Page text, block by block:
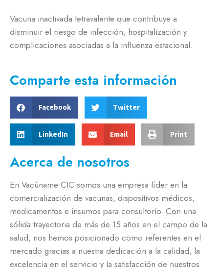
Vacuna inactivada tetravalente que contribuye a
disminuir el riesgo de infección, hospitalización y
complicaciones asociadas a la influenza estacional.
Comparte esta información
Facebook Twitter
LinkedIn Email Print
Acerca de nosotros
En Vacúname CIC somos una empresa líder en la
comercialización de vacunas, dispositivos médicos,
medicamentos e insumos para consultorio. Con una
sólida trayectoria de más de 15 años en el campo de la
salud, nos hemos posicionado como referentes en el
mercado gracias a nuestra dedicación a la calidad, la
excelencia en el servicio y la satisfacción de nuestros